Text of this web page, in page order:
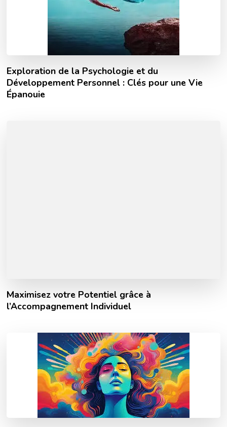
Exploration de la Psychologie et du
Développement Personnel : Clés pour une Vie
Épanouie
Maximisez votre Potentiel grâce à
l’Accompagnement Individuel